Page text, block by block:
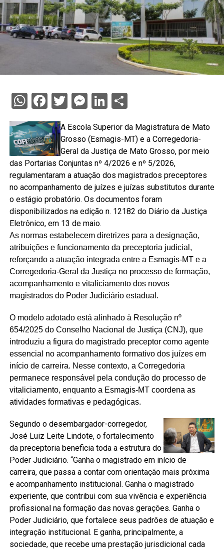
WhatsApp
Facebook
TwitterMessenger
LinkedIn
A Escola Superior da Magistratura de Mato
Grosso (Esmagis-MT) e a Corregedoria-
Geral da Justiça de Mato Grosso, por meio
das Portarias Conjuntas nº 4/2026 e nº 5/2026,
regulamentaram a atuação dos magistrados preceptores
no acompanhamento de juízes e juízas substitutos durante
o estágio probatório. Os documentos foram
disponibilizados na edição n. 12182 do Diário da Justiça
Eletrônico, em 13 de maio.
As normas estabelecem diretrizes para a designação,
atribuições e funcionamento da preceptoria judicial,
reforçando a atuação integrada entre a Esmagis-MT e a
Corregedoria-Geral da Justiça no processo de formação,
acompanhamento e vitaliciamento dos novos
magistrados do Poder Judiciário estadual.
O modelo adotado está alinhado à Resolução nº
654/2025 do Conselho Nacional de Justiça (CNJ), que
introduziu a figura do magistrado preceptor como agente
essencial no acompanhamento formativo dos juízes em
início de carreira. Nesse contexto, a Corregedoria
permanece responsável pela condução do processo de
vitaliciamento, enquanto a Esmagis-MT coordena as
atividades formativas e pedagógicas.
Segundo o desembargador-corregedor,
José Luiz Leite Lindote, o fortalecimento
da preceptoria beneficia toda a estrutura do
Poder Judiciário. “Ganha o magistrado em início de
carreira, que passa a contar com orientação mais próxima
e acompanhamento institucional. Ganha o magistrado
experiente, que contribui com sua vivência e experiência
profissional na formação das novas gerações. Ganha o
Poder Judiciário, que fortalece seus padrões de atuação e
integração institucional. E ganha, principalmente, a
sociedade, que recebe uma prestação jurisdicional cada